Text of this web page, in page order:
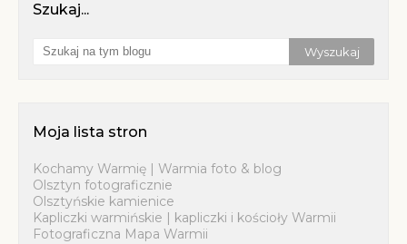
Szukaj...
Moja lista stron
Kochamy Warmię | Warmia foto & blog
Olsztyn fotograficznie
Olsztyńskie kamienice
Kapliczki warmińskie | kapliczki i kościoły Warmii
Fotograficzna Mapa Warmii